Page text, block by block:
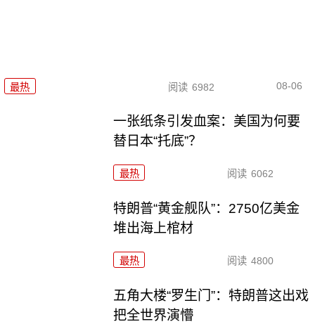
最热 阅读 6982 08-06
一张纸条引发血案：美国为何要
替日本“托底”？
最热 阅读 6062
特朗普“黄金舰队”：2750亿美金
堆出海上棺材
最热 阅读 4800
五角大楼“罗生门”：特朗普这出戏
把全世界演懵